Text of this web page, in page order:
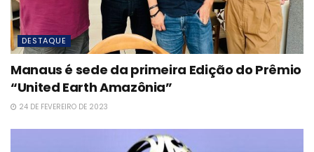
DESTAQUE
Manaus é sede da primeira Edição do Prêmio
“United Earth Amazônia”
24 DE FEVEREIRO DE 2023